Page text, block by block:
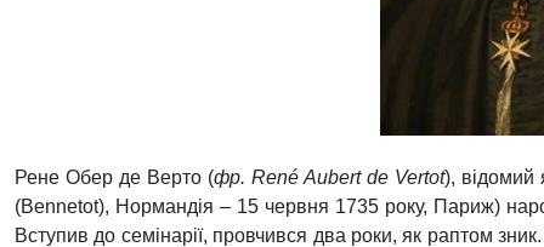
Рене Обер де Верто (фр. René Aubert de Vertot), відомий
(Bennetot), Нормандія – 15 червня 1735 року, Париж) н
Вступив до семінарії, провчився два роки, як раптом